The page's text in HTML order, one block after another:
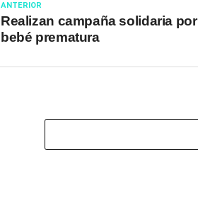
ANTERIOR
Realizan campaña solidaria por
bebé prematura